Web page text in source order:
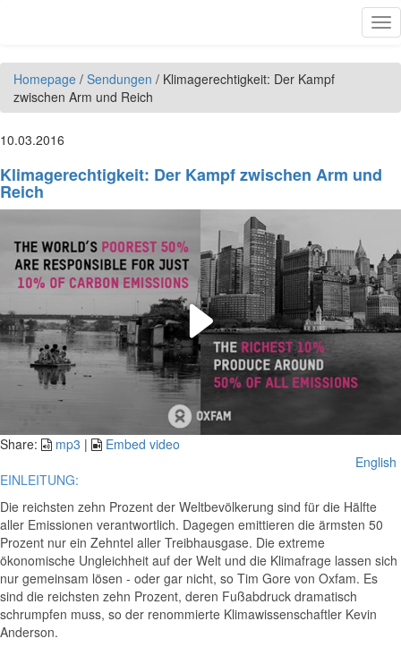
Homepage / Sendungen / Klimagerechtigkeit: Der Kampf
zwischen Arm und Reich
10.03.2016
Klimagerechtigkeit: Der Kampf zwischen Arm und
Reich
Play
Video
Share: mp3 |
Embed video
English
EINLEITUNG:
Die reichsten zehn Prozent der Weltbevölkerung sind für die Hälfte
aller Emissionen verantwortlich. Dagegen emittieren die ärmsten 50
Prozent nur ein Zehntel aller Treibhausgase. Die extreme
ökonomische Ungleichheit auf der Welt und die Klimafrage lassen sich
nur gemeinsam lösen - oder gar nicht, so Tim Gore von Oxfam. Es
sind die reichsten zehn Prozent, deren Fußabdruck dramatisch
schrumpfen muss, so der renommierte Klimawissenschaftler Kevin
Anderson.